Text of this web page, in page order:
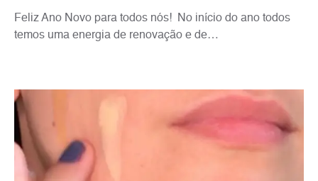
Feliz Ano Novo para todos nós! No início do ano todos
temos uma energia de renovação e de…